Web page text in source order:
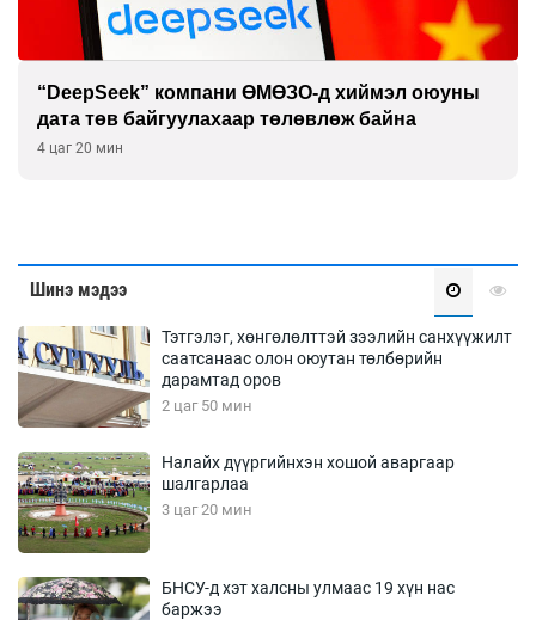
“DeepSeek” компани ӨМӨЗО-д хиймэл оюуны
дата төв байгуулахаар төлөвлөж байна
4 цаг 20 мин
Шинэ мэдээ
Тэтгэлэг, хөнгөлөлттэй зээлийн санхүүжилт
саатсанаас олон оюутан төлбөрийн
дарамтад оров
2 цаг 50 мин
Налайх дүүргийнхэн хошой аваргаар
шалгарлаа
3 цаг 20 мин
БНСУ-д хэт халсны улмаас 19 хүн нас
баржээ